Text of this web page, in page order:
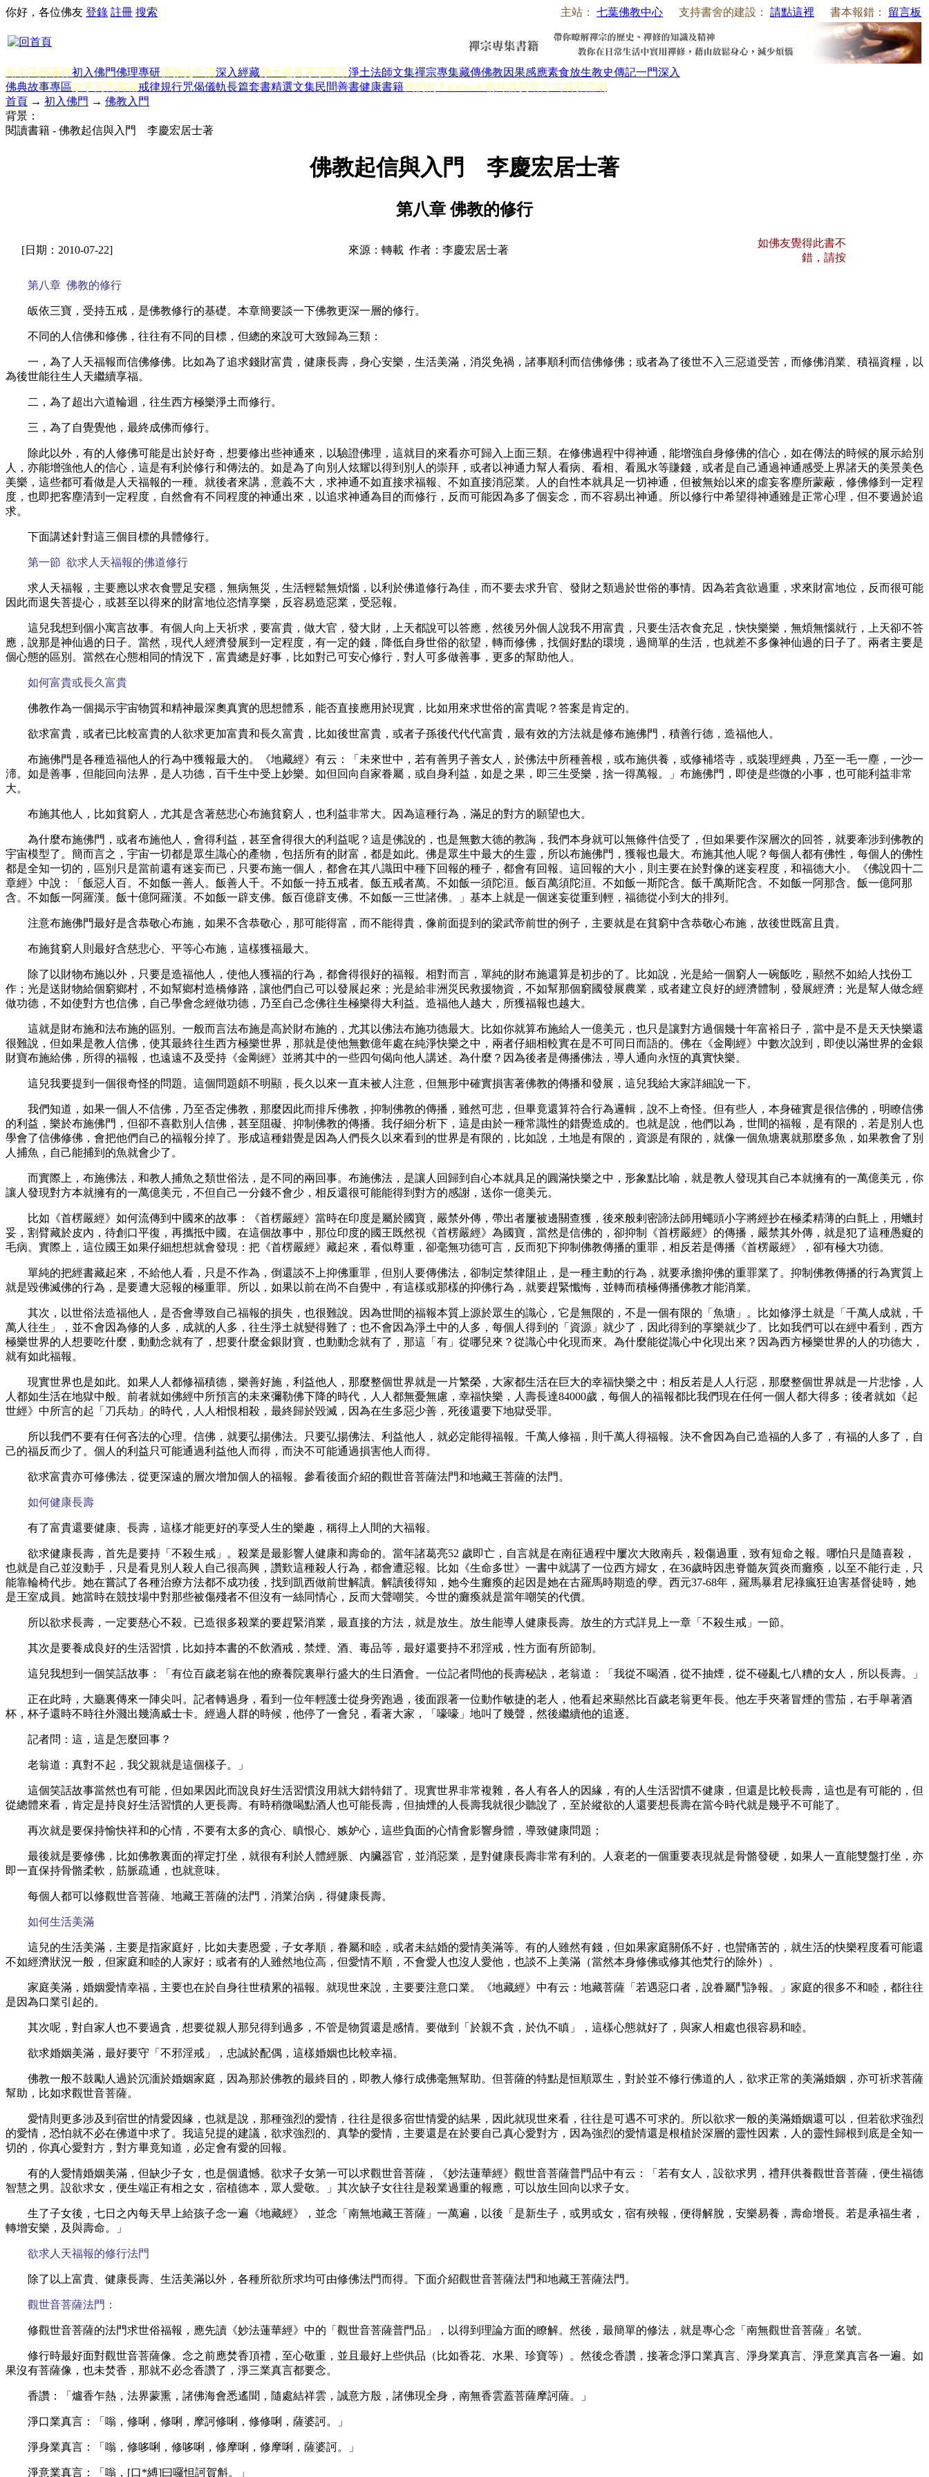
主站： 七葉佛教中心 支持書舍的建設： 請點這裡 書本報錯： 留言板
你好，各位佛友 登錄 註冊 搜索
知名法師著作初入佛門佛理專研佛教徒生活深入經藏淨土經典淨宗專集淨土法師文集禪宗專集藏傳佛教因果感應素食放生教史傳記一門深入
佛典故事專區故事寓言書籍戒律規行咒偈儀軌長篇套書精選文集民間善書健康書籍我們的 Facebook 粉絲群贊助方式戒邪淫網
首頁 → 初入佛門 → 佛教入門
背景：
閱讀書籍 - 佛教起信與入門 李慶宏居士著
佛教起信與入門 李慶宏居士著
第八章 佛教的修行
[日期：2010-07-22] 來源：轉載 作者：李慶宏居士著
如佛友覺得此書不
錯，請按
第八章 佛教的修行
皈依三寶，受持五戒，是佛教修行的基礎。本章簡要談一下佛教更深一層的修行。
不同的人信佛和修佛，往往有不同的目標，但總的來說可大致歸為三類：
一，為了人天福報而信佛修佛。比如為了追求錢財富貴，健康長壽，身心安樂，生活美滿，消災免禍，諸事順利而信佛修佛；或者為了後世不入三惡道受苦，而修佛消業、積福資糧，以
為後世能往生人天繼續享福。
二，為了超出六道輪迴，往生西方極樂淨土而修行。
三，為了自覺覺他，最終成佛而修行。
除此以外，有的人修佛可能是出於好奇，想要修出些神通來，以驗證佛理，這就目的來看亦可歸入上面三類。在修佛過程中得神通，能增強自身修佛的信心，如在傳法的時候的展示給別
人，亦能增強他人的信心，這是有利於修行和傳法的。如是為了向別人炫耀以得到別人的崇拜，或者以神通力幫人看病、看相、看風水等賺錢，或者是自己通過神通感受上界諸天的美景美色
美樂，這些都可看做是人天福報的一種。就後者來講，意義不大，求神通不如直接求福報、不如直接消惡業。人的自性本就具足一切神通，但被無始以來的虛妄客塵所蒙蔽，修佛修到一定程
度，也即把客塵清到一定程度，自然會有不同程度的神通出來，以追求神通為目的而修行，反而可能因為多了個妄念，而不容易出神通。所以修行中希望得神通雖是正常心理，但不要過於追
求。
下面講述針對這三個目標的具體修行。
第一節 欲求人天福報的佛道修行
求人天福報，主要應以求衣食豐足安穩，無病無災，生活輕鬆無煩惱，以利於佛道修行為佳，而不要去求升官、發財之類過於世俗的事情。因為若貪欲過重，求來財富地位，反而很可能
因此而退失菩提心，或甚至以得來的財富地位恣情享樂，反容易造惡業，受惡報。
這兒我想到個小寓言故事。有個人向上天祈求，要富貴，做大官，發大財，上天都說可以答應，然後另外個人說我不用富貴，只要生活衣食充足，快快樂樂，無煩無惱就行，上天卻不答
應，說那是神仙過的日子。當然，現代人經濟發展到一定程度，有一定的錢，降低自身世俗的欲望，轉而修佛，找個好點的環境，過簡單的生活，也就差不多像神仙過的日子了。兩者主要是
個心態的區別。當然在心態相同的情況下，富貴總是好事，比如對己可安心修行，對人可多做善事，更多的幫助他人。
如何富貴或長久富貴
佛教作為一個揭示宇宙物質和精神最深奧真實的思想體系，能否直接應用於現實，比如用來求世俗的富貴呢？答案是肯定的。
欲求富貴，或者已比較富貴的人欲求更加富貴和長久富貴，比如後世富貴，或者子孫後代代代富貴，最有效的方法就是修布施佛門，積善行德，造福他人。
布施佛門是各種造福他人的行為中獲報最大的。《地藏經》有云：「未來世中，若有善男子善女人，於佛法中所種善根，或布施供養，或修補塔寺，或裝理經典，乃至一毛一塵，一沙一
渧。如是善事，但能回向法界，是人功德，百千生中受上妙樂。如但回向自家眷屬，或自身利益，如是之果，即三生受樂，捨一得萬報。」布施佛門，即使是些微的小事，也可能利益非常
大。
布施其他人，比如貧窮人，尤其是含著慈悲心布施貧窮人，也利益非常大。因為這種行為，滿足的對方的願望也大。
為什麼布施佛門，或者布施他人，會得利益，甚至會得很大的利益呢？這是佛說的，也是無數大德的教誨，我們本身就可以無條件信受了，但如果要作深層次的回答，就要牽涉到佛教的
宇宙模型了。簡而言之，宇宙一切都是眾生識心的產物，包括所有的財富，都是如此。佛是眾生中最大的生靈，所以布施佛門，獲報也最大。布施其他人呢？每個人都有佛性，每個人的佛性
都是全知一切的，區別只是當前還有迷妄而已，只要布施一個人，都會在其八識田中種下回報的種子，都會有回報。這回報的大小，則主要在於對像的迷妄程度，和福德大小。《佛說四十二
章經》中說：「飯惡人百。不如飯一善人。飯善人千。不如飯一持五戒者。飯五戒者萬。不如飯一須陀洹。飯百萬須陀洹。不如飯一斯陀含。飯千萬斯陀含。不如飯一阿那含。飯一億阿那
含。不如飯一阿羅漢。飯十億阿羅漢。不如飯一辟支佛。飯百億辟支佛。不如飯一三世諸佛。」基本上就是一個迷妄從重到輕，福德從小到大的排列。
注意布施佛門最好是含恭敬心布施，如果不含恭敬心，那可能得富，而不能得貴，像前面提到的梁武帝前世的例子，主要就是在貧窮中含恭敬心布施，故後世既富且貴。
布施貧窮人則最好含慈悲心、平等心布施，這樣獲福最大。
除了以財物布施以外，只要是造福他人，使他人獲福的行為，都會得很好的福報。相對而言，單純的財布施還算是初步的了。比如說，光是給一個窮人一碗飯吃，顯然不如給人找份工
作；光是送財物給個窮鄉村，不如幫鄉村造橋修路，讓他們自己可以發展起來；光是給非洲災民救援物資，不如幫那個窮國發展農業，或者建立良好的經濟體制，發展經濟；光是幫人做念經
做功德，不如使對方也信佛，自己學會念經做功德，乃至自己念佛往生極樂得大利益。造福他人越大，所獲福報也越大。
這就是財布施和法布施的區別。一般而言法布施是高於財布施的，尤其以佛法布施功德最大。比如你就算布施給人一億美元，也只是讓對方過個幾十年富裕日子，當中是不是天天快樂還
很難說，但如果是教人信佛，使其最終往生西方極樂世界，那就是使他無數億年處在純淨快樂之中，兩者仔細相較實在是不可同日而語的。佛在《金剛經》中數次說到，即使以滿世界的金銀
財寶布施給佛，所得的福報，也遠遠不及受持《金剛經》並將其中的一些四句偈向他人講述。為什麼？因為後者是傳播佛法，導人通向永恆的真實快樂。
這兒我要提到一個很奇怪的問題。這個問題頗不明顯，長久以來一直未被人注意，但無形中確實損害著佛教的傳播和發展，這兒我給大家詳細說一下。
我們知道，如果一個人不信佛，乃至否定佛教，那麼因此而排斥佛教，抑制佛教的傳播，雖然可悲，但畢竟還算符合行為邏輯，說不上奇怪。但有些人，本身確實是很信佛的，明瞭信佛
的利益，樂於布施佛門，但卻不喜歡別人信佛，甚至阻礙、抑制佛教的傳播。我仔細分析下，這是由於一種常識性的錯覺造成的。也就是說，他們以為，世間的福報，是有限的，若是別人也
學會了信佛修佛，會把他們自己的福報分掉了。形成這種錯覺是因為人們長久以來看到的世界是有限的，比如說，土地是有限的，資源是有限的，就像一個魚塘裏就那麼多魚，如果教會了別
人捕魚，自己能捕到的魚就會少了。
而實際上，布施佛法，和教人捕魚之類世俗法，是不同的兩回事。布施佛法，是讓人回歸到自心本就具足的圓滿快樂之中，形象點比喻，就是教人發現其自己本就擁有的一萬億美元，你
讓人發現對方本就擁有的一萬億美元，不但自己一分錢不會少，相反還很可能能得到對方的感謝，送你一億美元。
比如《首楞嚴經》如何流傳到中國來的故事：《首楞嚴經》當時在印度是屬於國寶，嚴禁外傳，帶出者屢被邊關查獲，後來般剌密諦法師用蠅頭小字將經抄在極柔精薄的白氈上，用蠟封
妥，割臂藏於皮內，待創口平復，再攜抵中國。在這個故事中，那位印度的國王既然視《首楞嚴經》為國寶，當然是信佛的，卻抑制《首楞嚴經》的傳播，嚴禁其外傳，就是犯了這種愚癡的
毛病。實際上，這位國王如果仔細想想就會發現：把《首楞嚴經》藏起來，看似尊重，卻毫無功德可言，反而犯下抑制佛教傳播的重罪，相反若是傳播《首楞嚴經》，卻有極大功德。
單純的把經書藏起來，不給他人看，只是不作為，倒還談不上抑佛重罪，但別人要傳佛法，卻制定禁律阻止，是一種主動的行為，就要承擔抑佛的重罪業了。抑制佛教傳播的行為實質上
就是毀佛滅佛的行為，是要遭大惡報的極重罪。所以，如果以前在尚不自覺中，有這樣或那樣的抑佛行為，就要趕緊懺悔，並轉而積極傳播佛教才能消業。
其次，以世俗法造福他人，是否會導致自己福報的損失，也很難說。因為世間的福報本質上源於眾生的識心，它是無限的，不是一個有限的「魚塘」。比如修淨土就是「千萬人成就，千
萬人往生」，並不會因為修的人多，成就的人多，往生淨土就變得難了；也不會因為淨土中的人多，每個人得到的「資源」就少了，因此得到的享樂就少了。比如我們可以在經中看到，西方
極樂世界的人想要吃什麼，動動念就有了，想要什麼金銀財寶，也動動念就有了，那這「有」從哪兒來？從識心中化現而來。為什麼能從識心中化現出來？因為西方極樂世界的人的功德大，
就有如此福報。
現實世界也是如此。如果人人都修福積德，樂善好施，利益他人，那麼整個世界就是一片繁榮，大家都生活在巨大的幸福快樂之中；相反若是人人行惡，那麼整個世界就是一片悲慘，人
人都如生活在地獄中般。前者就如佛經中所預言的未來彌勒佛下降的時代，人人都無憂無慮，幸福快樂，人壽長達84000歲，每個人的福報都比我們現在任何一個人都大得多；後者就如《起
世經》中所言的起「刀兵劫」的時代，人人相恨相殺，最終歸於毀滅，因為在生多惡少善，死後還要下地獄受罪。
所以我們不要有任何吝法的心理。信佛，就要弘揚佛法。只要弘揚佛法、利益他人，就必定能得福報。千萬人修福，則千萬人得福報。決不會因為自己造福的人多了，有福的人多了，自
己的福反而少了。個人的利益只可能通過利益他人而得，而決不可能通過損害他人而得。
欲求富貴亦可修佛法，從更深遠的層次增加個人的福報。參看後面介紹的觀世音菩薩法門和地藏王菩薩的法門。
如何健康長壽
有了富貴還要健康、長壽，這樣才能更好的享受人生的樂趣，稱得上人間的大福報。
欲求健康長壽，首先是要持「不殺生戒」。殺業是最影響人健康和壽命的。當年諸葛亮52 歲即亡，自言就是在南征過程中屢次大敗南兵，殺傷過重，致有短命之報。哪怕只是隨喜殺，
也就是自己並沒動手，只是看見別人殺人自己很高興，讚歎這種殺人行為，都會遭惡報。比如《生命多世》一書中就講了一位西方婦女，在36歲時因患脊髓灰質炎而癱瘓，以至不能行走，只
能靠輪椅代步。她在嘗試了各種治療方法都不成功後，找到凱西做前世解讀。解讀後得知，她今生癱瘓的起因是她在古羅馬時期造的孽。西元37-68年，羅馬暴君尼祿瘋狂迫害基督徒時，她
是王室成員。她當時在競技場中對那些被傷殘者不但沒有一絲同情心，反而大聲嘲笑。今世的癱瘓就是當年嘲笑的代價。
所以欲求長壽，一定要慈心不殺。已造很多殺業的要趕緊消業，最直接的方法，就是放生。放生能導人健康長壽。放生的方式詳見上一章「不殺生戒」一節。
其次是要養成良好的生活習慣，比如持本書的不飲酒戒，禁煙、酒、毒品等，最好還要持不邪淫戒，性方面有所節制。
這兒我想到一個笑話故事：「有位百歲老翁在他的療養院裏舉行盛大的生日酒會。一位記者問他的長壽秘訣，老翁道：「我從不喝酒，從不抽煙，從不碰亂七八糟的女人，所以長壽。」
正在此時，大廳裏傳來一陣尖叫。記者轉過身，看到一位年輕護士從身旁跑過，後面跟著一位動作敏捷的老人，他看起來顯然比百歲老翁更年長。他左手夾著冒煙的雪茄，右手舉著酒
杯，杯子還時不時往外濺出幾滴威士卡。經過人群的時候，他停了一會兒，看著大家，「嚎嚎」地叫了幾聲，然後繼續他的追逐。
記者問：這，這是怎麼回事？
老翁道：真對不起，我父親就是這個樣子。」
這個笑話故事當然也有可能，但如果因此而說良好生活習慣沒用就大錯特錯了。現實世界非常複雜，各人有各人的因緣，有的人生活習慣不健康，但還是比較長壽，這也是有可能的，但
從總體來看，肯定是持良好生活習慣的人更長壽。有時稍微喝點酒人也可能長壽，但抽煙的人長壽我就很少聽說了，至於縱欲的人還要想長壽在當今時代就是幾乎不可能了。
再次就是要保持愉快祥和的心情，不要有太多的貪心、瞋恨心、嫉妒心，這些負面的心情會影響身體，導致健康問題；
最後就是要修佛，比如佛教裏面的禪定打坐，就很有利於人體經脈、內臟器官，並消惡業，是對健康長壽非常有利的。人衰老的一個重要表現就是骨骼發硬，如果人一直能雙盤打坐，亦
即一直保持骨骼柔軟，筋脈疏通，也就意味。
每個人都可以修觀世音菩薩、地藏王菩薩的法門，消業治病，得健康長壽。
如何生活美滿
這兒的生活美滿，主要是指家庭好，比如夫妻恩愛，子女孝順，眷屬和睦，或者未結婚的愛情美滿等。有的人雖然有錢，但如果家庭關係不好，也蠻痛苦的，就生活的快樂程度看可能還
不如經濟狀況一般，但家庭和睦的人家好；或者有的人雖然地位高，但愛情不順，不會愛人也沒人愛他，也談不上美滿（當然本身修佛或修其他梵行的除外）。
家庭美滿，婚姻愛情幸福，主要也在於自身往世積累的福報。就現世來說，主要要注意口業。《地藏經》中有云：地藏菩薩「若遇惡口者，說眷屬鬥諍報。」家庭的很多不和睦，都往往
是因為口業引起的。
其次呢，對自家人也不要過貪，想要從親人那兒得到過多，不管是物質還是感情。要做到「於親不貪，於仇不瞋」，這樣心態就好了，與家人相處也很容易和睦。
欲求婚姻美滿，最好要守「不邪淫戒」，忠誠於配偶，這樣婚姻也比較幸福。
佛教一般不鼓勵人過於沉湎於婚姻家庭，因為那於佛教的最終目的，即教人修行成佛毫無幫助。但菩薩的特點是恒順眾生，對於並不修行佛道的人，欲求正常的美滿婚姻，亦可祈求菩薩
幫助，比如求觀世音菩薩。
愛情則更多涉及到宿世的情愛因緣，也就是說，那種強烈的愛情，往往是很多宿世情愛的結果，因此就現世來看，往往是可遇不可求的。所以欲求一般的美滿婚姻還可以，但若欲求強烈
的愛情，恐怕就不必在佛道中求了。我這兒提的建議，欲求強烈的、真摯的愛情，主要還是在於要自己真心愛對方，因為強烈的愛情還是根植於深層的靈性因素，人的靈性歸根到底是全知一
切的，你真心愛對方，對方畢竟知道，必定會有愛的回報。
有的人愛情婚姻美滿，但缺少子女，也是個遺憾。欲求子女第一可以求觀世音菩薩，《妙法蓮華經》觀世音菩薩普門品中有云：「若有女人，設欲求男，禮拜供養觀世音菩薩，便生福德
智慧之男。設欲求女，便生端正有相之女，宿植德本，眾人愛敬。」其次缺子女往往是殺業過重的報應，可以放生回向以求子女。
生了子女後，七日之內每天早上給孩子念一遍《地藏經》，並念「南無地藏王菩薩」一萬遍，以後「是新生子，或男或女，宿有殃報，便得解脫，安樂易養，壽命增長。若是承福生者，
轉增安樂，及與壽命。」
欲求人天福報的修行法門
除了以上富貴、健康長壽、生活美滿以外，各種所欲所求均可由修佛法門而得。下面介紹觀世音菩薩法門和地藏王菩薩法門。
觀世音菩薩法門：
修觀世音菩薩的法門求世俗福報，應先讀《妙法蓮華經》中的「觀世音菩薩普門品」，以得到理論方面的瞭解。然後，最簡單的修法，就是專心念「南無觀世音菩薩」名號。
修行時最好面對觀世音菩薩像。念之前應焚香頂禮，至心敬重，並且最好上些供品（比如香花、水果、珍寶等）。然後念香讚，接著念淨口業真言、淨身業真言、淨意業真言各一遍。如
果沒有菩薩像，也未焚香，那就不必念香讚了，淨三業真言都要念。
香讚：「爐香乍熱，法界蒙熏，諸佛海會悉遙聞，隨處結祥雲，誠意方殷，諸佛現全身，南無香雲蓋菩薩摩訶薩。」
淨口業真言：「嗡，修唎，修唎，摩訶修唎，修修唎，薩婆訶。」
淨身業真言：「嗡，修哆唎，修哆唎，修摩唎，修摩唎，薩婆訶。」
淨意業真言：「嗡， [口*縛]曰囉怛訶賀斛。」